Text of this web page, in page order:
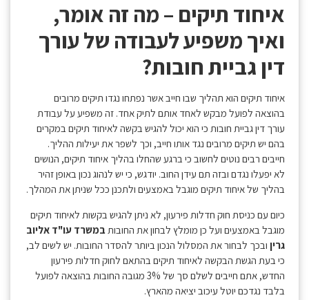
איחוד תיקים – מה זה אומר,
ואיך משפיע לעבודה של עורך
דין גביית חובות?
איחוד תיקים הוא תהליך שבו חייב אשר נפתחו נגדו תיקים מרובים
בהוצאה לפועל מבקש לאחד אותם לתיק אחד. זה משפיע על עבודת
עורך דין גביית חובות כי הוא יכול להגיש בקשה לאיחוד תיקים במקרים
בהם יש תיקים מרובים נגד אותו חייב, וכך לשפר את יעילות ההליך.
חייבים רבים נוטים לחשוב כי ברגע שהחלו בהליך איחוד תיקים, הנושים
לא יפעלו נגדם ובזה תם עידן החוב. יודגש, כי יש לנהוג נכון באופן זהיר
בהליך של איחוד תיקים מוגבל באמצעים ולתכנן ככל שניתן את המהלך.
כיום עם כניסת חוק חדלות פירעון, לא ניתן להגיש בקשות לאיחוד תיקים
מוגבל באמצעים ועל כן מומלץ לבחון את החובות במשרד עו"ד אליוב
גרין ובכך לבחור את המסלול הנכון ביותר להסדר החובות. יש לשים לב,
כי בעת הגשת הבקשה לאיחוד תיקים בהתאם לחוק חדלות פירעון
החדש, אתם חייבים לשלם סך של 3% מגובה החובות בהוצאה לפועל
בלבד נגדכם יוטל עיכוב יציאה מהארץ.